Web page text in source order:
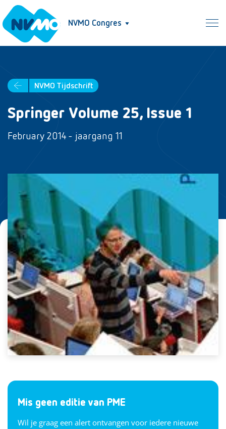
NVMO Congres
NVMO Tijdschrift
Springer Volume 25, Issue 1
February 2014 - jaargang 11
Mis geen editie van PME
Wil je graag een alert ontvangen voor iedere nieuwe